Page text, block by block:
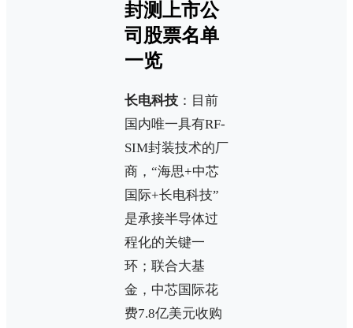
封测上市公
司股票名单
一览
长电科技 ：目前
国内唯一具有RF-
SIM封装技术的厂
商，“海思+中芯
国际+长电科技”
是承接半导体过
程化的关键一
环；联合大基
金，中芯国际花
费7.8亿美元收购